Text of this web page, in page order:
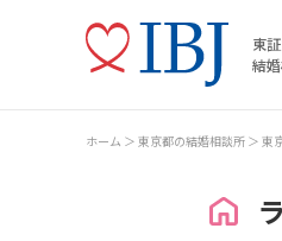
東
結
ホーム 東京都の結婚相談所 東